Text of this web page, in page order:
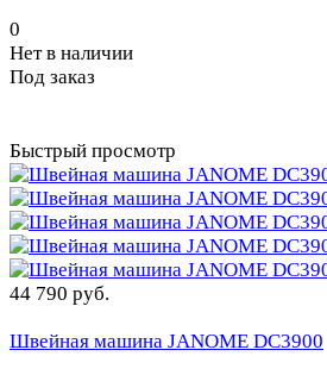
0
Нет в наличии
Под заказ
Быстрый просмотр
44 790 руб.
Швейная машина JANOME DC3900